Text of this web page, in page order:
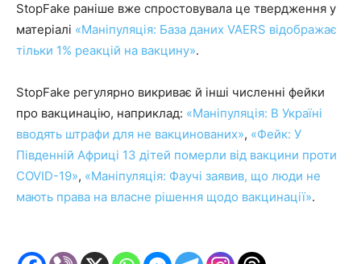
StopFake раніше вже спростовувала це твердження у
матеріалі «Маніпуляція: База даних VAERS відображає
тільки 1% реакцій на вакцину».
StopFake регулярно викриває й інші численні фейки
про вакцинацію, наприклад: «Маніпуляція: В Україні
вводять штрафи для не вакцинованих», «Фейк: У
Південній Африці 13 дітей померли від вакцини проти
COVID-19», «Маніпуляція: Фаучі заявив, що люди не
мають права на власне рішення щодо вакцинації».